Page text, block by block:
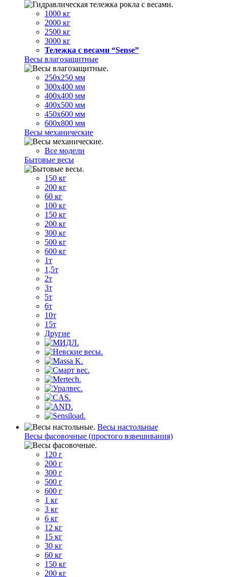
1000 кг
2000 кг
2500 кг
3000 кг
Тележка с весами “Sense”
Весы влагозащитные
250х250 мм
300х400 мм
400х400 мм
400х500 мм
450х600 мм
600х800 мм
Весы механические
Все модели
Бытовые весы
150 кг
200 кг
60 кг
100 кг
150 кг
200 кг
300 кг
500 кг
600 кг
1т
1,5т
2т
3т
5т
6т
10т
15т
Другие
Весы настольные
Весы фасовочные (простого взвешивания)
120 г
200 г
300 г
500 г
600 г
1 кг
3 кг
6 кг
12 кг
15 кг
30 кг
60 кг
150 кг
200 кг